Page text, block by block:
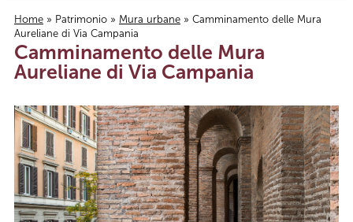
Tu sei qui
Home » Patrimonio » Mura urbane » Camminamento delle Mura
Aureliane di Via Campania
Camminamento delle Mura
Aureliane di Via Campania